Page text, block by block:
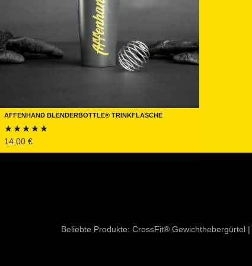
Affenhand BlenderBottle® Trinkflasche
Bewertet mit
14,00 €
Beliebte Produkte: CrossFit® Gewichthebergürtel |